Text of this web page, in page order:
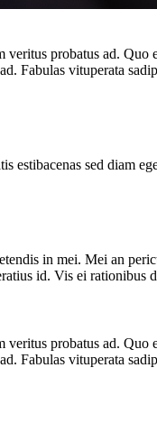
probatus ad.
Fabulas vituperata
estibacenas sed diam
in mei. Mei an
id. Vis ei rationibus
probatus ad.
Fabulas vituperata